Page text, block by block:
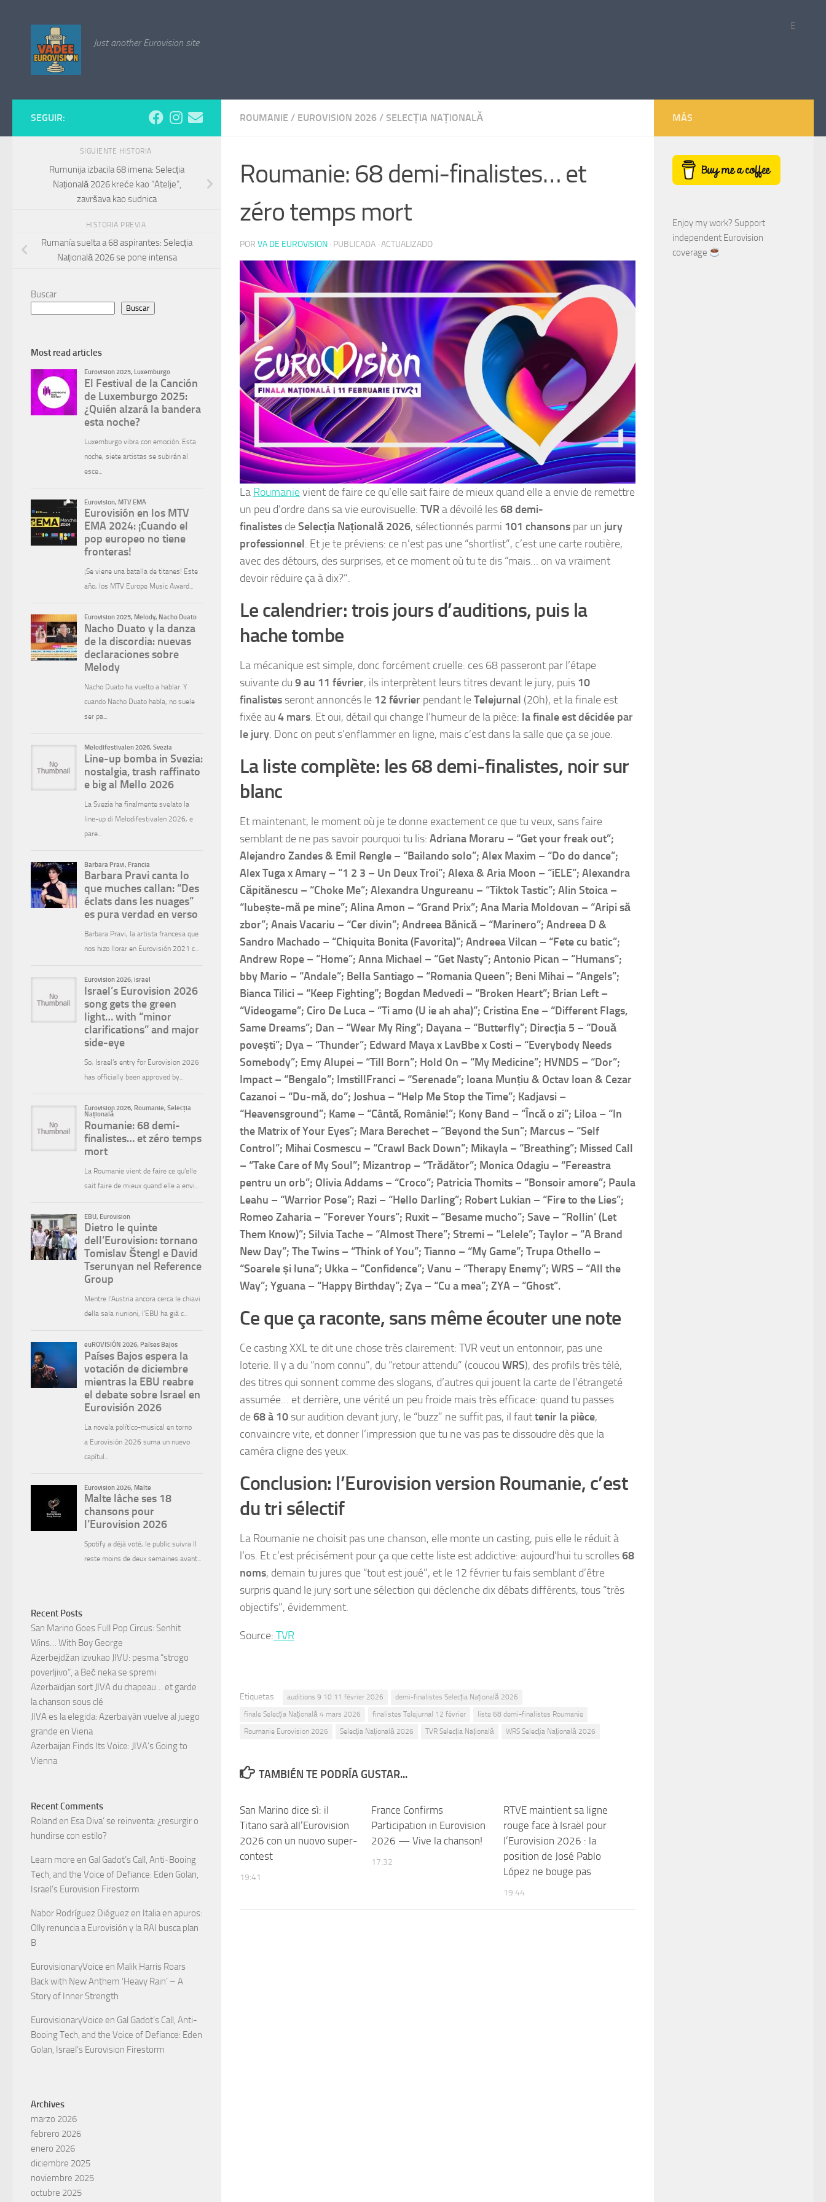
Just another Eurovision site
E
ROUMANIE / EUROVISION 2026 / SELECȚIA NAȚIONALĂ
Roumanie: 68 demi-finalistes… et
zéro temps mort
POR VA DE EUROVISION · PUBLICADA · ACTUALIZADO
La Roumanievient de faire ce qu’elle sait faire de mieux quand elle a envie de remettre
un peu d’ordre dans sa vie eurovisuelle: TVRa dévoilé les68 demi-
finalistes deSelecția Națională 2026, sélectionnés parmi 101 chansons par un jury
professionnel. Et je te préviens: ce n’est pas une “shortlist”, c’est une carte routière,
avec des détours, des surprises, et ce moment où tu te dis “mais… on va vraiment
devoir réduire ça à dix?”.
Le calendrier: trois jours d’auditions, puis la
hache tombe
La mécanique est simple, donc forcément cruelle: ces 68 passeront par l’étape
suivante du 9 au 11 février, ils interprètent leurs titres devant le jury, puis 10
finalistes seront annoncés le 12 février pendant leTelejurnal (20h), et la finale est
fixée au 4 mars. Et oui, détail qui change l’humeur de la pièce: la finale est décidée par
le jury. Donc on peut s’enflammer en ligne, mais c’est dans la salle que ça se joue.
La liste complète: les 68 demi-finalistes, noir sur
blanc
Et maintenant, le moment où je te donne exactement ce que tu veux, sans faire
semblant de ne pas savoir pourquoi tu lis: Adriana Moraru – “Get your freak out”;
Alejandro Zandes & Emil Rengle – “Bailando solo”; Alex Maxim – “Do do dance”;
Alex Tuga x Amary – “1 2 3 – Un Deux Troi”; Alexa & Aria Moon – “iELE”; Alexandra
Căpitănescu – “Choke Me”; Alexandra Ungureanu – “Tiktok Tastic”; Alin Stoica –
“Iubește-mă pe mine”; Alina Amon – “Grand Prix”; Ana Maria Moldovan – “Aripi să
zbor”; Anais Vacariu – “Cer divin”; Andreea Bănică – “Marinero”; Andreea D &
Sandro Machado – “Chiquita Bonita (Favorita)”; Andreea Vilcan – “Fete cu batic”;
Andrew Rope – “Home”; Anna Michael – “Get Nasty”; Antonio Pican – “Humans”;
bby Mario – “Andale”; Bella Santiago – “Romania Queen”; Beni Mihai – “Angels”;
Bianca Tilici – “Keep Fighting”; Bogdan Medvedi – “Broken Heart”; Brian Left –
“Videogame”; Ciro De Luca – “Ti amo (U ie ah aha)”; Cristina Ene – “Different Flags,
Same Dreams”; Dan – “Wear My Ring”; Dayana – “Butterfly”; Direcția 5 – “Două
povești”; Dya – “Thunder”; Edward Maya x LavBbe x Costi – “Everybody Needs
Somebody”; Emy Alupei – “Till Born”; Hold On – “My Medicine”; HVNDS – “Dor”;
Impact – “Bengalo”; ImstillFranci – “Serenade”; Ioana Munțiu & Octav Ioan & Cezar
Cazanoi – “Du-mă, do”; Joshua – “Help Me Stop the Time”; Kadjavsi –
“Heavensground”; Kame – “Cântă, Românie!”; Kony Band – “Încă o zi”; Liloa – “In
the Matrix of Your Eyes”; Mara Berechet – “Beyond the Sun”; Marcus – “Self
Control”; Mihai Cosmescu – “Crawl Back Down”; Mikayla – “Breathing”; Missed Call
– “Take Care of My Soul”; Mizantrop – “Trădător”; Monica Odagiu – “Fereastra
pentru un orb”; Olivia Addams – “Croco”; Patricia Thomits – “Bonsoir amore”; Paula
Leahu – “Warrior Pose”; Razi – “Hello Darling”; Robert Lukian – “Fire to the Lies”;
Romeo Zaharia – “Forever Yours”; Ruxit – “Besame mucho”; Save – “Rollin’ (Let
Them Know)”; Silvia Tache – “Almost There”; Stremi – “Lelele”; Taylor – “A Brand
New Day”; The Twins – “Think of You”; Tianno – “My Game”; Trupa Othello –
“Soarele și luna”; Ukka – “Confidence”; Vanu – “Therapy Enemy”; WRS – “All the
Way”; Yguana – “Happy Birthday”; Zya – “Cu a mea”; ZYA – “Ghost”.
Ce que ça raconte, sans même écouter une note
Ce casting XXL te dit une chose très clairement: TVR veut un entonnoir, pas une
loterie. Il y a du “nom connu”, du “retour attendu” (coucou WRS), des profils très télé,
des titres qui sonnent comme des slogans, d’autres qui jouent la carte de l’étrangeté
assumée… et derrière, une vérité un peu froide mais très efficace: quand tu passes
de68 à 10 sur audition devant jury, le “buzz” ne suffit pas, il fauttenir la pièce,
convaincre vite, et donner l’impression que tu ne vas pas te dissoudre dès que la
caméra cligne des yeux.
Conclusion: l’Eurovision version Roumanie, c’est
du tri sélectif
La Roumanie ne choisit pas une chanson, elle monte un casting, puis elle le réduit à
l’os. Et c’est précisément pour ça que cette liste est addictive: aujourd’hui tu scrolles68
noms, demain tu jures que “tout est joué”, et le 12 février tu fais semblant d’être
surpris quand le jury sort une sélection qui déclenche dix débats différents, tous “très
objectifs”, évidemment.
Source: TVR
Etiquetas: auditions 9 10 11 février 2026
demi-finalistes Selecția Națională 2026
finale Selecția Națională 4 mars 2026
finalistes Telejurnal 12 février
liste 68 demi-finalistes Roumanie
Roumanie Eurovision 2026
Selecția Națională 2026 TVR Selecția Națională WRS Selecția Națională 2026
TAMBIÉN TE PODRÍA GUSTAR...
San Marino dice sì: il
Titano sarà all’Eurovision
2026 con un nuovo super-
contest
19:41
France Confirms
Participation in Eurovision
2026 — Vive la chanson!
17:32
RTVE maintient sa ligne
rouge face à Israël pour
l’Eurovision 2026 : la
position de José Pablo
López ne bouge pas
19:44
SEGUIR:
SIGUIENTE HISTORIA
Rumunija izbacila 68 imena: Selecția
Națională 2026 kreće kao “Atelje”,
završava kao sudnica
HISTORIA PREVIA
Rumanía suelta a 68 aspirantes: Selecția
Națională 2026 se pone intensa
Buscar
Buscar
Most read articles
Recent Posts
San Marino Goes Full Pop Circus: Senhit
Wins… With Boy George
Azerbejdžan izvukao JIVU: pesma “strogo
poverljivo”, a Beč neka se spremi
Azerbaïdjan sort JIVA du chapeau… et garde
la chanson sous clé
JIVA es la elegida: Azerbaiyán vuelve al juego
grande en Viena
Azerbaijan Finds Its Voice: JIVA’s Going to
Vienna
Recent Comments
Roland en Esa Diva’ se reinventa: ¿resurgir o
hundirse con estilo?
Learn more en Gal Gadot’s Call, Anti-Booing
Tech, and the Voice of Defiance: Eden Golan,
Israel’s Eurovision Firestorm
Nabor Rodríguez Diéguez en Italia en apuros:
Olly renuncia a Eurovisión y la RAI busca plan
B
EurovisionaryVoice en Malik Harris Roars
Back with New Anthem ‘Heavy Rain’ – A
Story of Inner Strength
EurovisionaryVoice en Gal Gadot’s Call, Anti-
Booing Tech, and the Voice of Defiance: Eden
Golan, Israel’s Eurovision Firestorm
Archives
marzo 2026
febrero 2026
enero 2026
diciembre 2025
noviembre 2025
octubre 2025
MÁS
Enjoy my work? Support
independent Eurovision
coverage